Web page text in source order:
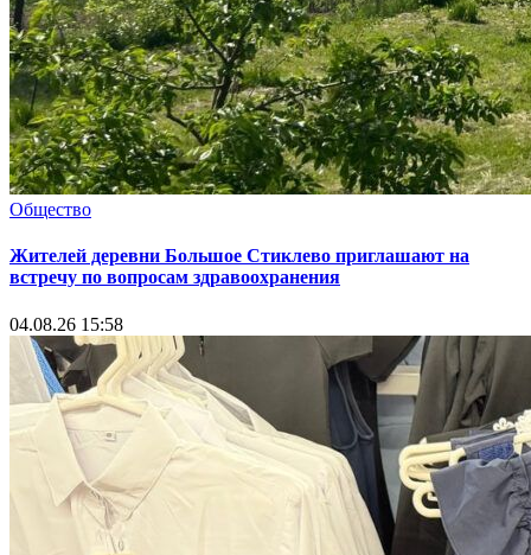
Общество
Жителей деревни Большое Стиклево приглашают на
встречу по вопросам здравоохранения
04.08.26 15:58